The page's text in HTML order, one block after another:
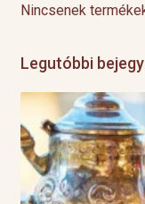
Nincsenek
Legutóbbi